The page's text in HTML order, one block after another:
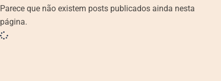
Parece que não existem posts publicados ainda nesta
página.